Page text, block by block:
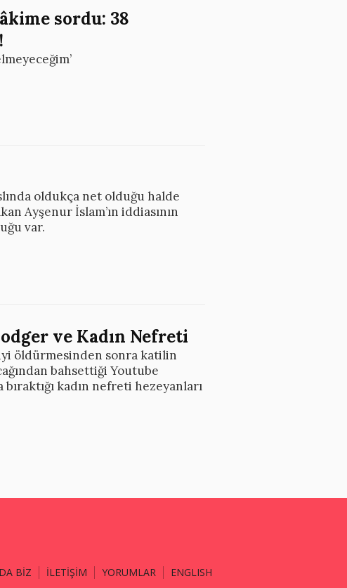
sordu: 38
oldukça net olduğu halde
Ayşenur İslam’ın iddiasının
var.
ve Kadın Nefreti
öldürmesinden sonra katilin
bahsettiği Youtube
kadın nefreti hezeyanları
BİZ İLETİŞİM YORUMLAR ENGLISH